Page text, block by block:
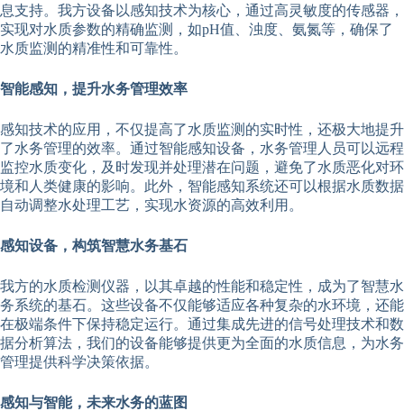
息支持。我方设备以感知技术为核心，通过高灵敏度的传感器，
实现对水质参数的精确监测，如pH值、浊度、氨氮等，确保了
水质监测的精准性和可靠性。
智能感知，提升水务管理效率
感知技术的应用，不仅提高了水质监测的实时性，还极大地提升
了水务管理的效率。通过智能感知设备，水务管理人员可以远程
监控水质变化，及时发现并处理潜在问题，避免了水质恶化对环
境和人类健康的影响。此外，智能感知系统还可以根据水质数据
自动调整水处理工艺，实现水资源的高效利用。
感知设备，构筑智慧水务基石
我方的水质检测仪器，以其卓越的性能和稳定性，成为了智慧水
务系统的基石。这些设备不仅能够适应各种复杂的水环境，还能
在极端条件下保持稳定运行。通过集成先进的信号处理技术和数
据分析算法，我们的设备能够提供更为全面的水质信息，为水务
管理提供科学决策依据。
感知与智能，未来水务的蓝图